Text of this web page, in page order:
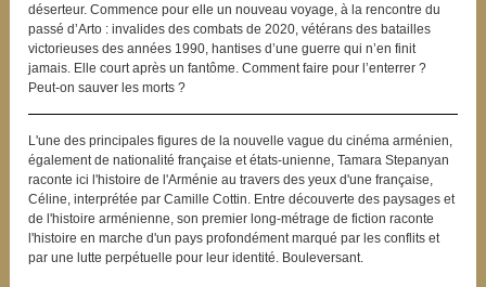
déserteur. Commence pour elle un nouveau voyage, à la rencontre du
passé d’Arto : invalides des combats de 2020, vétérans des batailles
victorieuses des années 1990, hantises d’une guerre qui n’en finit
jamais. Elle court après un fantôme. Comment faire pour l’enterrer ?
Peut-on sauver les morts ?
L'une des principales figures de la nouvelle vague du cinéma arménien,
également de nationalité française et états-unienne, Tamara Stepanyan
raconte ici l'histoire de l'Arménie au travers des yeux d'une française,
Céline, interprétée par Camille Cottin. Entre découverte des paysages et
de l'histoire arménienne, son premier long-métrage de fiction raconte
l'histoire en marche d'un pays profondément marqué par les conflits et
par une lutte perpétuelle pour leur identité. Bouleversant.